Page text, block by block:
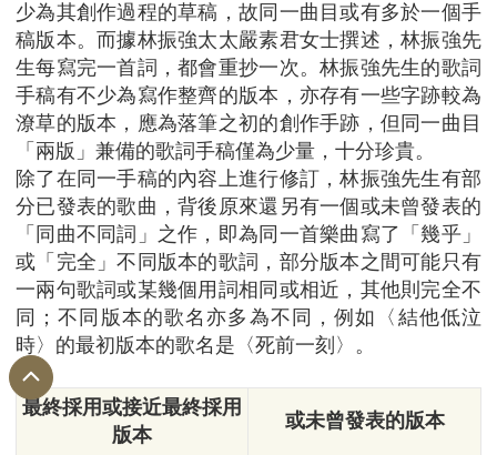
少為其創作過程的草稿，故同一曲目或有多於一個手
稿版本。而據林振強太太嚴素君女士撰述，林振強先
生每寫完一首詞，都會重抄一次。林振強先生的歌詞
手稿有不少為寫作整齊的版本，亦存有一些字跡較為
潦草的版本，應為落筆之初的創作手跡，但同一曲目
「兩版」兼備的歌詞手稿僅為少量，十分珍貴。
除了在同一手稿的內容上進行修訂，林振強先生有部
分已發表的歌曲，背後原來還另有一個或未曾發表的
「同曲不同詞」之作，即為同一首樂曲寫了「幾乎」
或「完全」不同版本的歌詞，部分版本之間可能只有
一兩句歌詞或某幾個用詞相同或相近，其他則完全不
同；不同版本的歌名亦多為不同，例如〈結他低泣
時〉的最初版本的歌名是〈死前一刻〉。
最終採用或接近最終採用
版本
或未曾發表的版本